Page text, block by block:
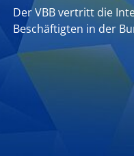
Der VBB vertritt die
Beschäftigten in der